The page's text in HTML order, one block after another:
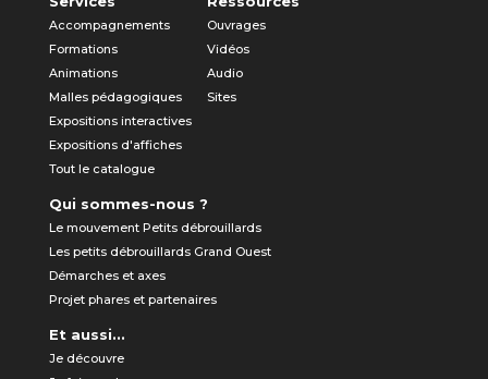
Accompagnements
Formations
Animations
Malles pédagogiques
Expositions interactives
Expositions d'affiches
Tout le catalogue
Ouvrages
Vidéos
Audio
Sites
Qui sommes-nous ?
Le mouvement Petits débrouillards
Les petits débrouillards Grand Ouest
Démarches et axes
Projet phares et partenaires
Et aussi...
Je découvre